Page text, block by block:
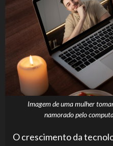
Imagem de uma mulher
namorado pelo
O crescimento da